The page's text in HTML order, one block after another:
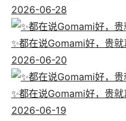
2026-06-28
✨都在说Gomami好，贵
2026-06-20
✨都在说Gomami好，贵
2026-06-19